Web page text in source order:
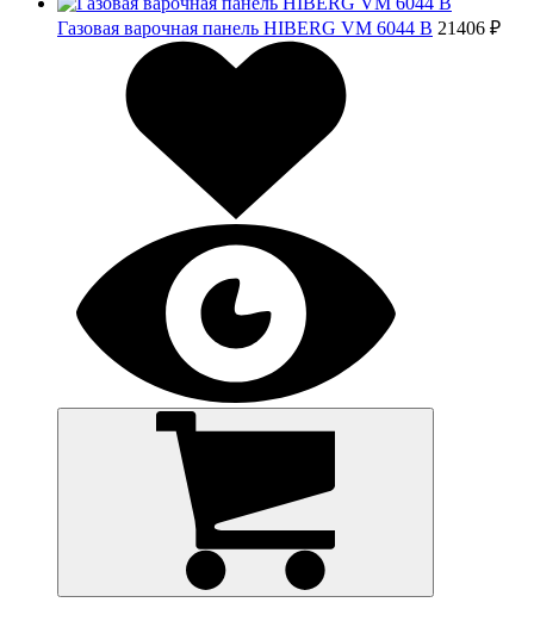
Газовая варочная панель HIBERG VM 6044 B 21406 ₽